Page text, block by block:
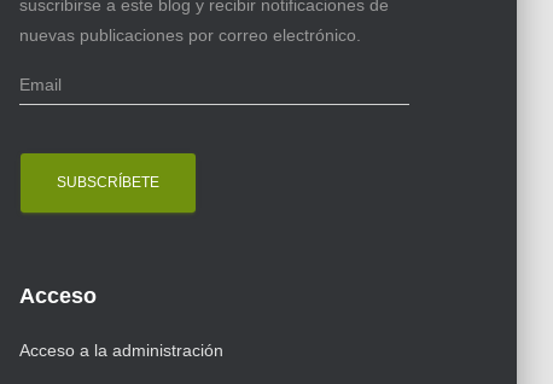
suscribirse a este blog y recibir notificaciones de
nuevas publicaciones por correo electrónico.
E
m
Acceso
Acceso a la administración